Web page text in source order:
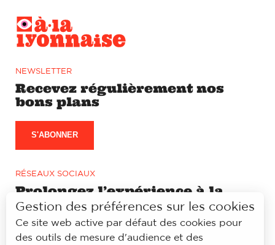
NEWSLETTER
Recevez régulièrement nos
bons plans
S'ABONNER
RÉSEAUX SOCIAUX
Prolongez l’expérience à la
lyonnaise sur notre page
Facebook et Instagram
Gestion des préférences sur les cookies
Ce site web active par défaut des cookies pour
des outils de mesure d'audience et des